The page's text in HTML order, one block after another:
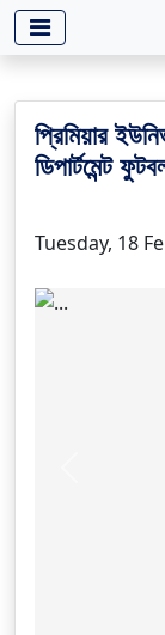
-->
প্রিমিয়ার
ডিপার্টমেন্ট
Tuesday, 18